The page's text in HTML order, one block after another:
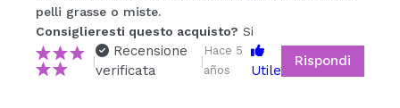
Il tuo video potrebbe essere il primo. Immaginalo...
Consiglieresti questo acquisto? Si No
pelli grasse o miste.
Consiglieresti questo acquisto? Si
|
Recensione
verificata
|
Hace 5
años
Utile
Rispondi